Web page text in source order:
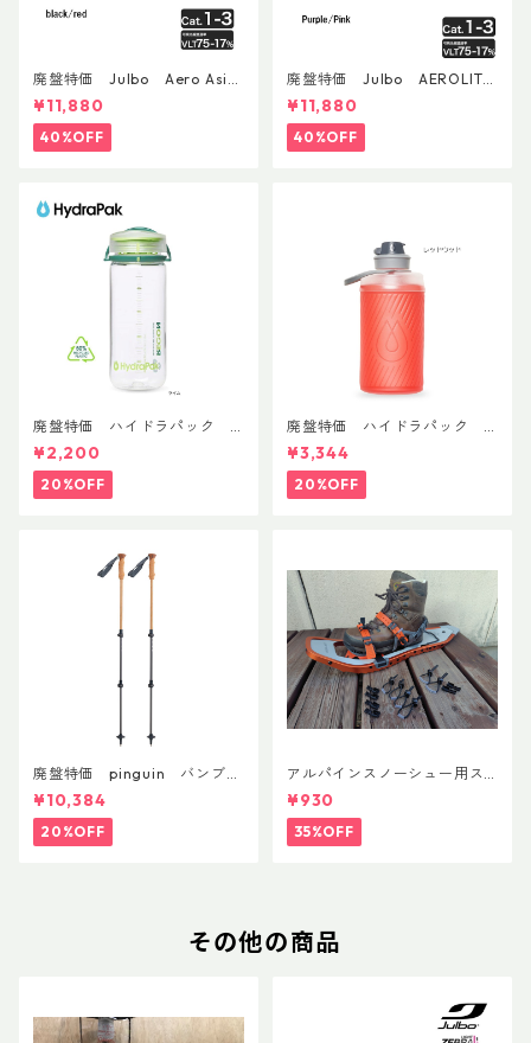
廃盤特価 Julbo Aero Asia
nFit
¥11,880
40%OFF
廃盤特価 Julbo AEROLITE
AsianFit
¥11,880
40%OFF
廃盤特価 ハイドラパック
リーコン ツイスト＆シップ 50
0ml
¥2,200
20%OFF
廃盤特価 ハイドラパック
フラックス 750ml
¥3,344
20%OFF
廃盤特価 pinguin バンブー
FLフォーム(ペア)
¥10,384
20%OFF
アルパインスノーシュー用ス
トラップキャッチ(ペア)
¥930
35%OFF
その他の商品